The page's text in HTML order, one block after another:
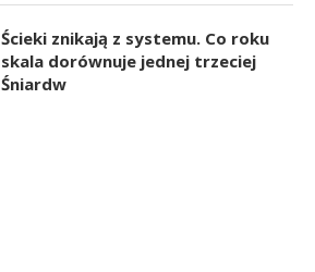
Ścieki znikają z systemu. Co roku
skala dorównuje jednej trzeciej
Śniardw